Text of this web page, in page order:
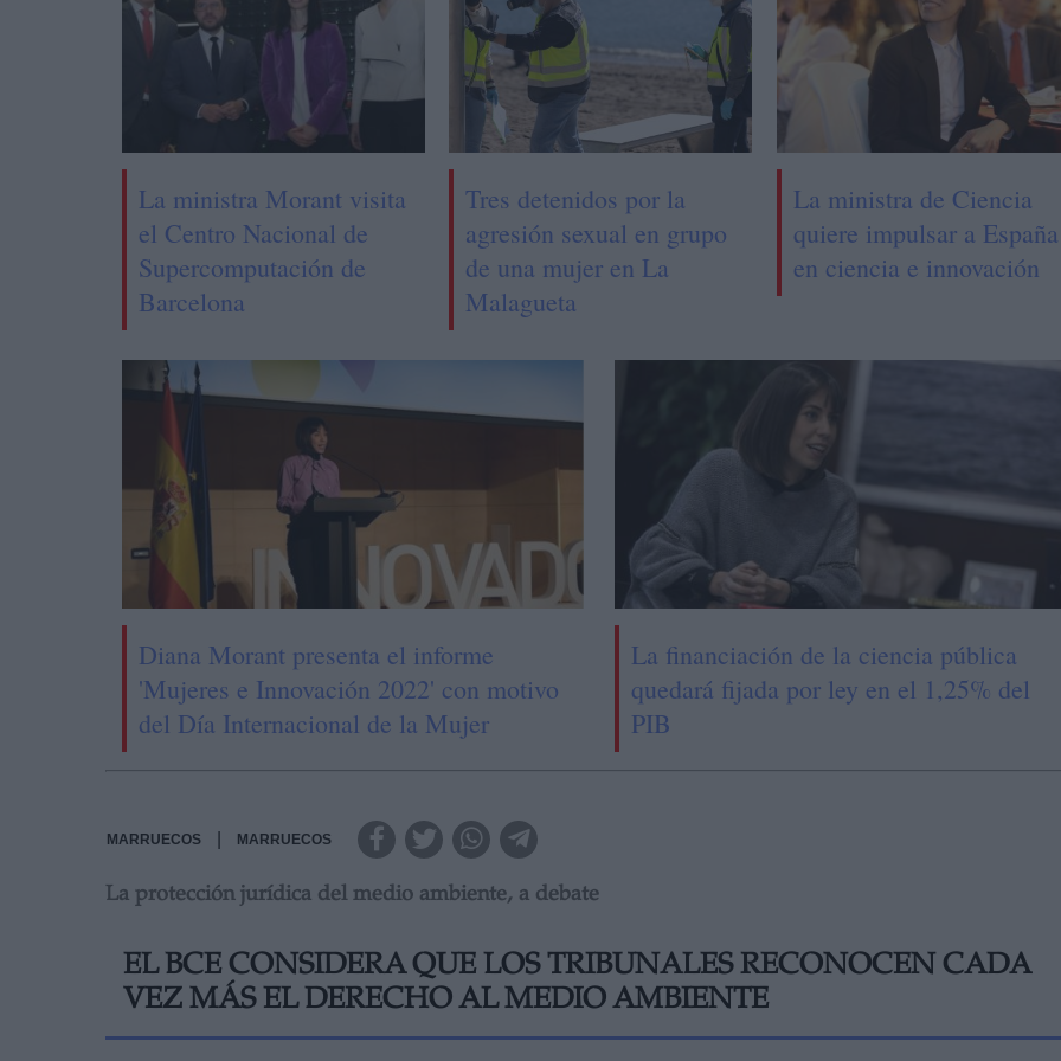
La ministra Morant visita
el Centro Nacional de
Supercomputación de
Barcelona
Tres detenidos por la
agresión sexual en grupo
de una mujer en La
Malagueta
La ministra de Ciencia
quiere impulsar a España
en ciencia e innovación
Diana Morant presenta el informe
'Mujeres e Innovación 2022' con motivo
del Día Internacional de la Mujer
La financiación de la ciencia pública
quedará fijada por ley en el 1,25% del
PIB
MARRUECOS MARRUECOS
La protección jurídica del medio ambiente, a debate
EL BCE CONSIDERA QUE LOS TRIBUNALES RECONOCEN CADA
VEZ MÁS EL DERECHO AL MEDIO AMBIENTE